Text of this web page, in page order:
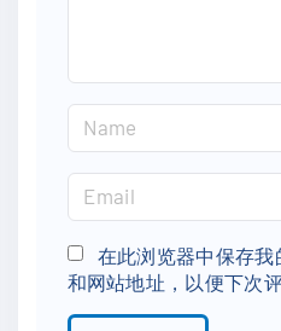
a
e
*
m
a
i
l
在此浏览器中保存
和网站地址，以便下次